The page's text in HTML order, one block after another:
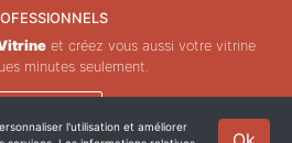
et créez vous aussi votre vitrine
minutes seulement.
l'utilisation et améliorer